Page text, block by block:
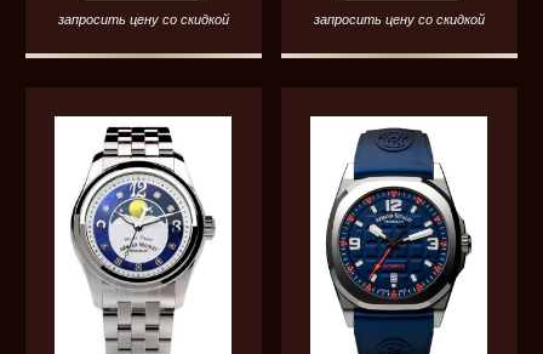
запросить цену со скидкой запросить цену со скидкой